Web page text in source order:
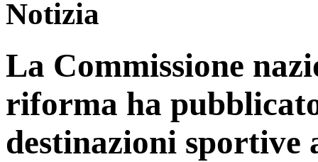
Notizia
La Commissione
riforma ha
destinazioni